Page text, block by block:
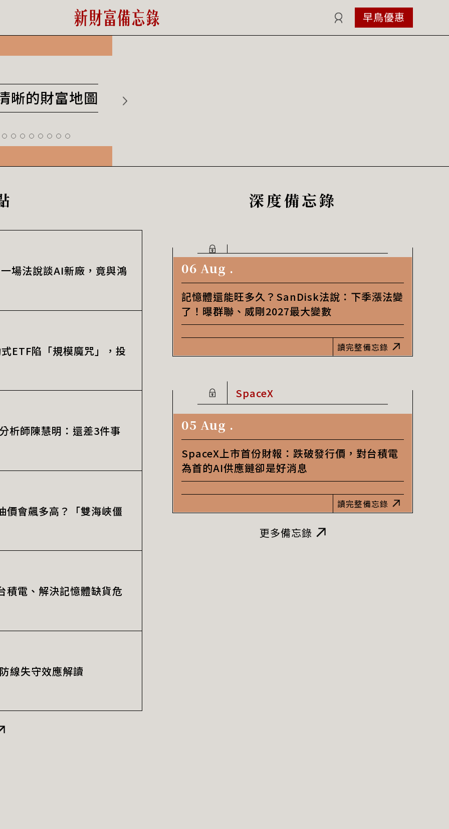
早鳥優惠
晰的財富地圖
場法說談AI新廠，竟與鴻
ETF陷「規模魔咒」，投
析師陳慧明：還差3件事
價會飆多高？「雙海峽僵
積電、解決記憶體缺貨危
線失守效應解讀
深度備忘錄
06 Aug .
記憶體還能旺多久？SanDisk法說：下季漲法變
了！曝群聯、威剛2027最大變數
讀完整備忘錄
SpaceX
05 Aug .
SpaceX上市首份財報：跌破發行價，對台積電
為首的AI供應鏈卻是好消息
讀完整備忘錄
更多備忘錄